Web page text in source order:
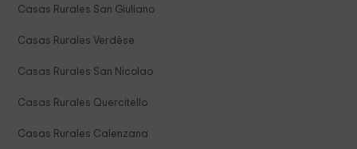
Casas Rurales San Giuliano
Casas Rurales Verdèse
Casas Rurales San Nicolao
Casas Rurales Quercitello
Casas Rurales Calenzana